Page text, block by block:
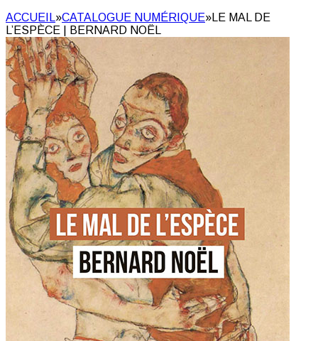
ACCUEIL»CATALOGUE NUMÉRIQUE» LE MAL DE
L’ESPÈCE | BERNARD NOËL